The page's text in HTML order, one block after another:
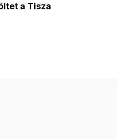
a Tisza